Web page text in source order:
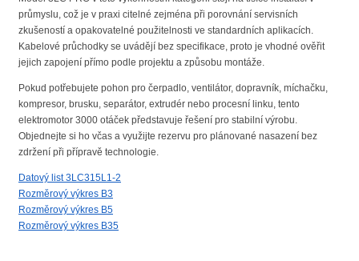
průmyslu, což je v praxi citelné zejména při porovnání servisních
zkušeností a opakovatelné použitelnosti ve standardních aplikacích.
Kabelové průchodky se uvádějí bez specifikace, proto je vhodné ověřit
jejich zapojení přímo podle projektu a způsobu montáže.
Pokud potřebujete pohon pro čerpadlo, ventilátor, dopravník, míchačku,
kompresor, brusku, separátor, extrudér nebo procesní linku, tento
elektromotor 3000 otáček představuje řešení pro stabilní výrobu.
Objednejte si ho včas a využijte rezervu pro plánované nasazení bez
zdržení při přípravě technologie.
Datový list 3LC315L1-2
Rozměrový výkres B3
Rozměrový výkres B5
Rozměrový výkres B35